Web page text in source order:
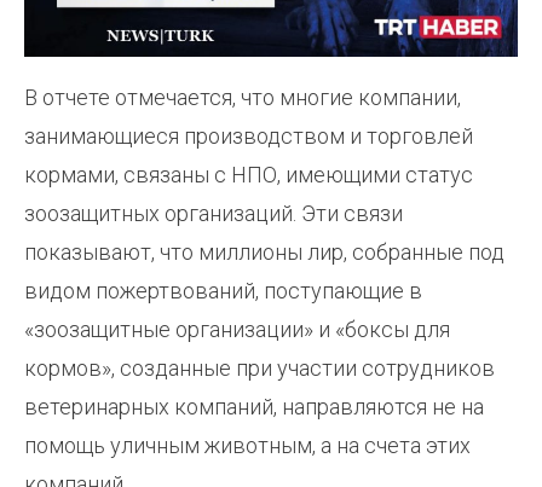
В отчете отмечается, что многие компании,
занимающиеся производством и торговлей
кормами, связаны с НПО, имеющими статус
зоозащитных организаций. Эти связи
показывают, что миллионы лир, собранные под
видом пожертвований, поступающие в
«зоозащитные организации» и «боксы для
кормов», созданные при участии сотрудников
ветеринарных компаний, направляются не на
помощь уличным животным, а на счета этих